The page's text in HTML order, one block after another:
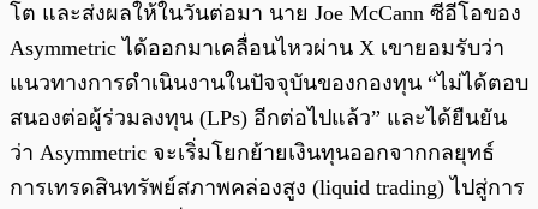
โต และส่งผลให้ในวันต่อมา นาย Joe McCann ซีอีโอของ
Asymmetric ได้ออกมาเคลื่อนไหวผ่าน X เขายอมรับว่า
แนวทางการดำเนินงานในปัจจุบันของกองทุน “ไม่ได้ตอบ
สนองต่อผู้ร่วมลงทุน (LPs) อีกต่อไปแล้ว” และได้ยืนยัน
ว่า Asymmetric จะเริ่มโยกย้ายเงินทุนออกจากกลยุทธ์
การเทรดสินทรัพย์สภาพคล่องสูง (liquid trading) ไปสู่การ